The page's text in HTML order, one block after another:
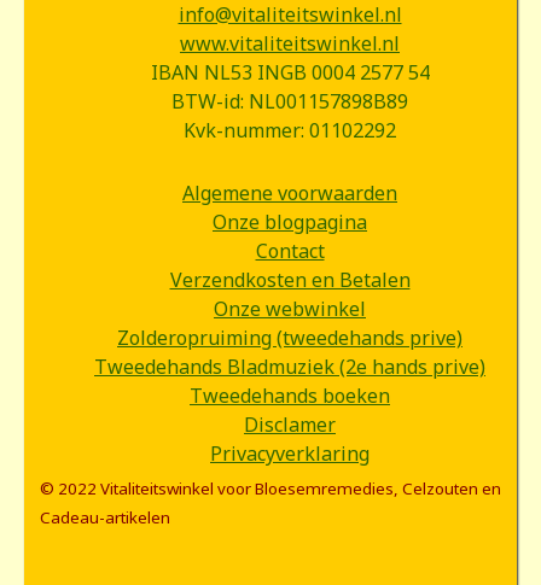
info@vitaliteitswinkel.nl
www.vitaliteitswinkel.nl
IBAN NL53 INGB 0004 2577 54
BTW-id: NL001157898B89
Kvk-nummer: 01102292
Algemene voorwaarden
Onze blogpagina
Contact
Verzendkosten en Betalen
Onze webwinkel
Zolderopruiming (tweedehands prive)
Tweedehands Bladmuziek (2e hands prive)
Tweedehands boeken
Disclamer
Privacyverklaring
© 2022 Vitaliteitswinkel voor Bloesemremedies, Celzouten en
Cadeau-artikelen